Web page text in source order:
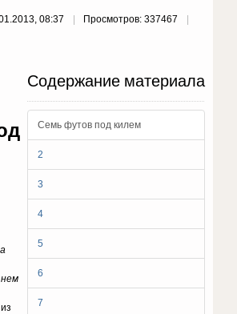
08:37 Просмотров: 337467
Содержание материала
Семь футов под килем
2
3
4
5
6
7